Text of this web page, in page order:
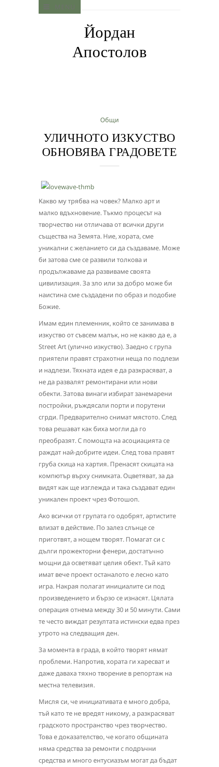
Йордан
Апостолов
Общи
УЛИЧНОТО ИЗКУСТВО
ОБНОВЯВА ГРАДОВЕТЕ
Какво му трябва на човек? Малко арт и
малко вдъхновение. Тъкмо процесът на
творчество ни отличава от всички други
същества на Земята. Ние, хората, сме
уникални с желанието си да създаваме. Може
би затова сме се развили толкова и
продължаваме да развиваме своята
цивилизация. За зло или за добро може би
наистина сме създадени по образ и подобие
Божие.
Имам един племенник, който се занимава в
изкуство от съвсем малък, но не какво да е, а
Street Аrt (улично изкуство). Заедно с група
приятели правят страхотни неща по подлези
и надлези. Тяхната идея е да разкрасяват, а
не да развалят ремонтирани или нови
обекти. Затова винаги избират занемарени
постройки, ръждясали порти и порутени
сгрди. Предварително снимат мястото. След
това решават как биха могли да го
преобразят. С помощта на асоциацията се
раждат най-добрите идеи. След това правят
груба скица на хартия. Пренасят скицата на
компютър върху снимката. Оцветяват, за да
видят как ще изглежда и така създават един
уникален проект чрез Фотошоп.
Ако всички от групата го одобрят, артистите
влизат в действие. По залез слънце се
приготвят, а нощем творят. Помагат си с
дълги прожекторни фенери, достатъчно
мощни да осветяват целия обект. Тъй като
имат вече проект останалото е лесно като
игра. Накрая полагат инициалите си под
произведението и бързо се изнасят. Цялата
операция отнема между 30 и 50 минути. Сами
те често виждат резултата истински едва през
утрото на следващия ден.
За момента в града, в който творят нямат
проблеми. Напротив, хората ги харесват и
даже даваха тяхно творение в репортаж на
местна телевизия.
Мисля си, че инициативата е много добра,
тъй като те не вредят никому, а разкрасяват
градското пространство чрез творчество.
Това е доказателство, че когато общината
няма средства за ремонти с подръчни
средства и много ентусиазъм могат да бъдат